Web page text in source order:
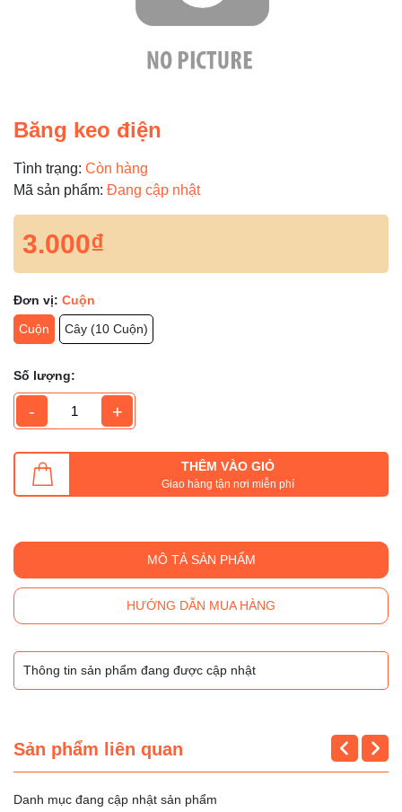
Băng keo điện
Tình trạng: Còn hàng
Mã sản phẩm: Đang cập nhật
3.000₫
Đơn vị: Cuộn
Cuộn
Cây (10 Cuộn)
Số lượng:
- +
THÊM VÀO GIỎ
Giao hàng tận nơi miễn phí
MÔ TẢ SẢN PHẨM
HƯỚNG DẪN MUA HÀNG
Thông tin sản phẩm đang được cập nhật
Sản phẩm liên quan
Danh mục đang cập nhật sản phẩm